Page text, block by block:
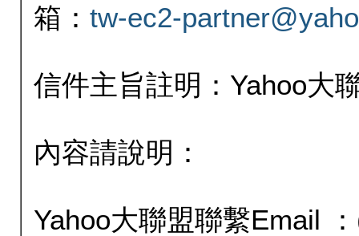
箱： tw-ec2-
信件主旨註明：Yahoo大
內容請說明：
Yahoo大聯盟聯繫Email